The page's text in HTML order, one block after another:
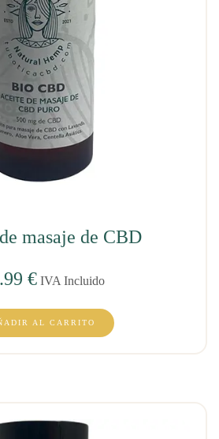
masaje de CBD
€ IVA Incluido
AL CARRITO